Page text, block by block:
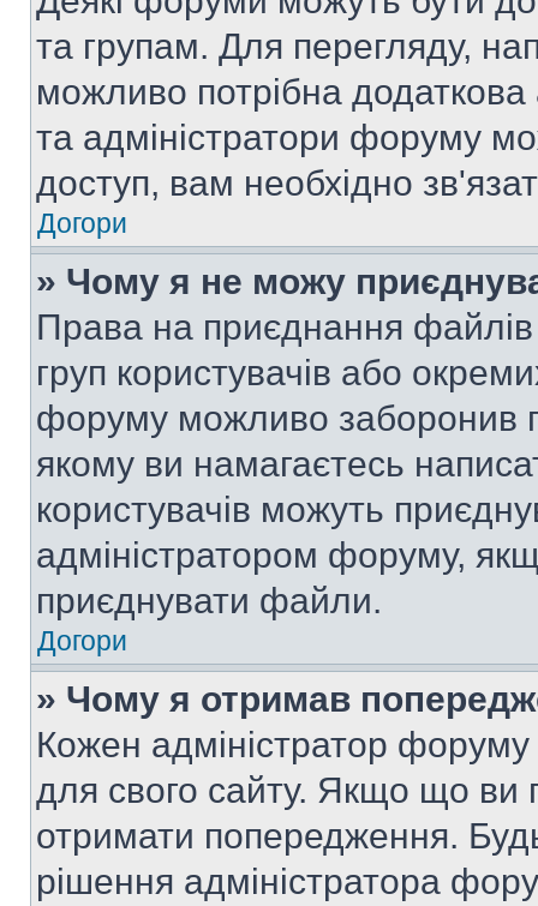
та групам. Для перегляду,
можливо потрібна
та адміністратори форуму
доступ, вам необхідно
Догори
» Чому я не можу
Права на приєднання
груп користувачів або
форуму можливо заборонив
якому ви намагаєтесь
користувачів можуть
адміністратором форуму,
приєднувати файли.
Догори
» Чому я отримав
Кожен адміністратор
для свого сайту. Якщо що
отримати попередження.
рішення адміністратора